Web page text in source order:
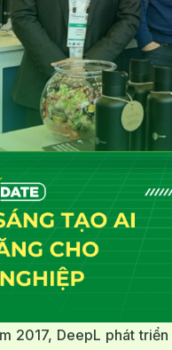
2017, DeepL phát